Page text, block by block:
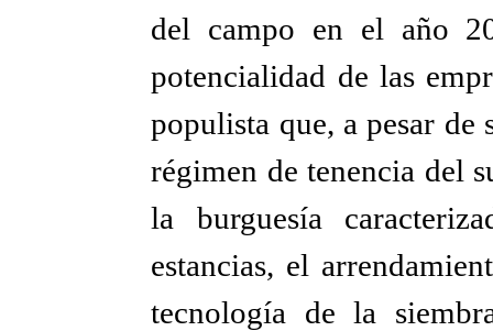
del campo en el año
potencialidad de las
populista que, a pesar de
régimen de tenencia del
la burguesía
estancias, el
tecnología de la